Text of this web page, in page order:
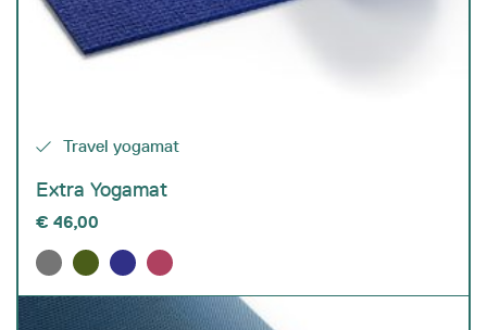
Travel yogamat
Extra Yogamat
€ 46,00